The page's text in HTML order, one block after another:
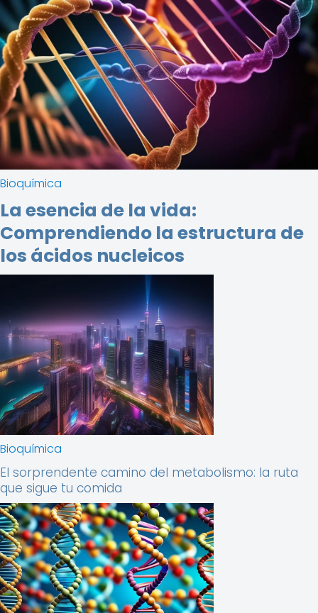
Bioquímica
La esencia de la vida:
Comprendiendo la estructura de
los ácidos nucleicos
Bioquímica
El sorprendente camino del metabolismo: la ruta
que sigue tu comida